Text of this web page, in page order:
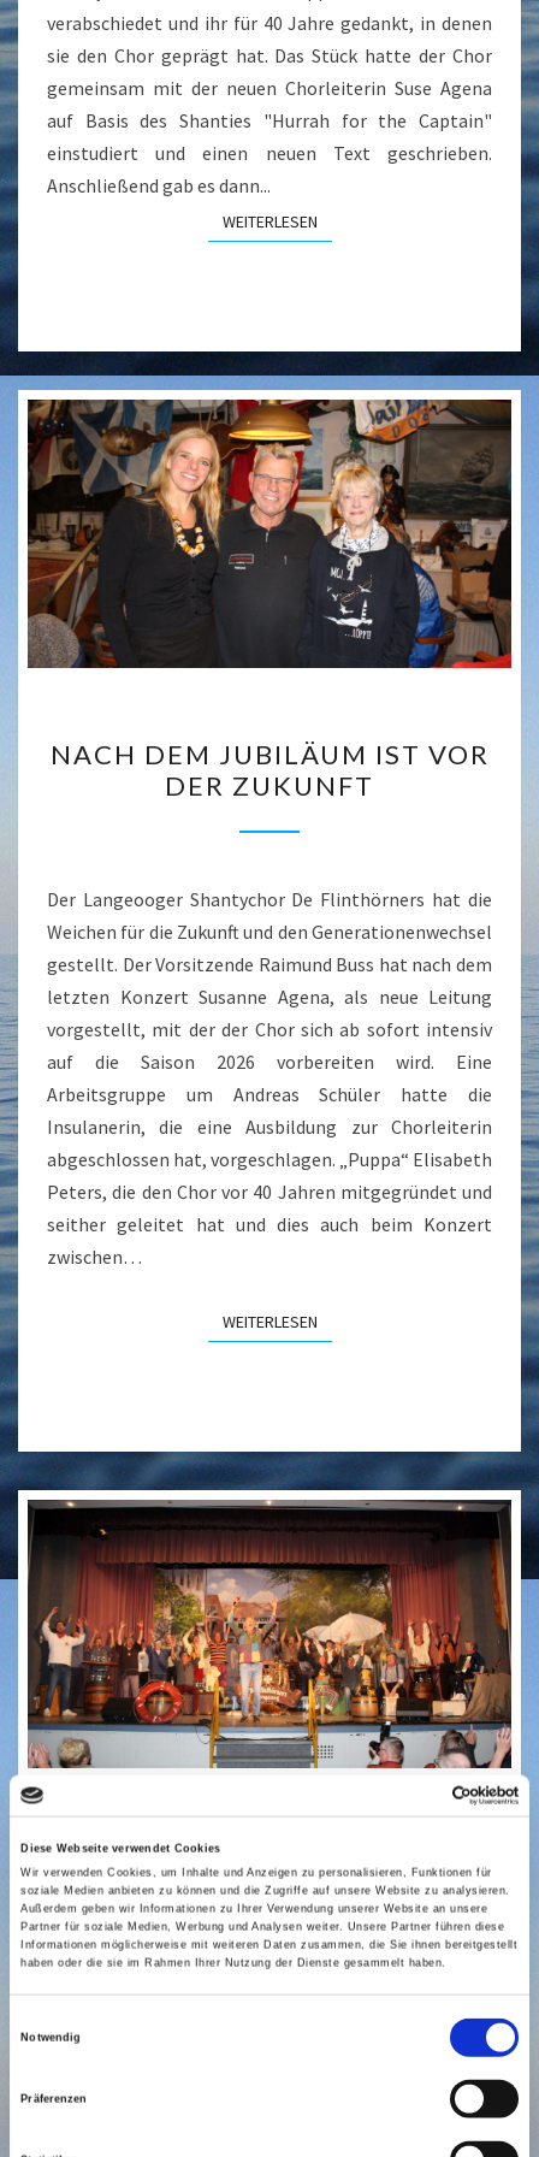
Diese Webseite verwendet Cookies
Wir verwenden Cookies, um Inhalte und Anzeigen zu personalisieren, Funktionen für
soziale Medien anbieten zu können und die Zugriffe auf unsere Website zu analysieren.
Außerdem geben wir Informationen zu Ihrer Verwendung unserer Website an unsere
Partner für soziale Medien, Werbung und Analysen weiter. Unsere Partner führen diese
Informationen möglicherweise mit weiteren Daten zusammen, die Sie ihnen bereitgestellt
haben oder die sie im Rahmen Ihrer Nutzung der Dienste gesammelt haben.
Notwendig
Präferenzen
verabschiedet und ihr für 40 Jahre gedankt, in denen
sie den Chor geprägt hat. Das Stück hatte der Chor
gemeinsam mit der neuen Chorleiterin Suse Agena
auf Basis des Shanties "Hurrah for the Captain"
einstudiert und einen neuen Text geschrieben.
Anschließend gab es dann...
WEITERLESENWEITERLESEN
DEM
JUBILÄUM
IST
DER
ZUKUNFT
NACH DEM JUBILÄUM IST VOR
DER ZUKUNFT
Der Langeooger Shantychor De Flinthörners hat die
Weichen für die Zukunft und den Generationenwechsel
gestellt. Der Vorsitzende Raimund Buss hat nach dem
letzten Konzert Susanne Agena, als neue Leitung
vorgestellt, mit der der Chor sich ab sofort intensiv
auf die Saison 2026 vorbereiten wird. Eine
Arbeitsgruppe um Andreas Schüler hatte die
Insulanerin, die eine Ausbildung zur Chorleiterin
abgeschlossen hat, vorgeschlagen. „Puppa“ Elisabeth
Peters, die den Chor vor 40 Jahren mitgegründet und
seither geleitet hat und dies auch beim Konzert
zwischen…
WEITERLESENWEITERLESEN
WAHRZEICHEN
FEIERTE
FULMINANTES
JUBILÄUM
MUSIKALISCHES
WAHRZEICHEN FEIERTE
FULMINANTES JUBILÄUM
Der Langeooger Shantychor De Flinthörners hat am
Samstag gemeinsam mit über 400 Gästen im Haus der
Insel mit einem fulminanten Abend sein 40-jähriges